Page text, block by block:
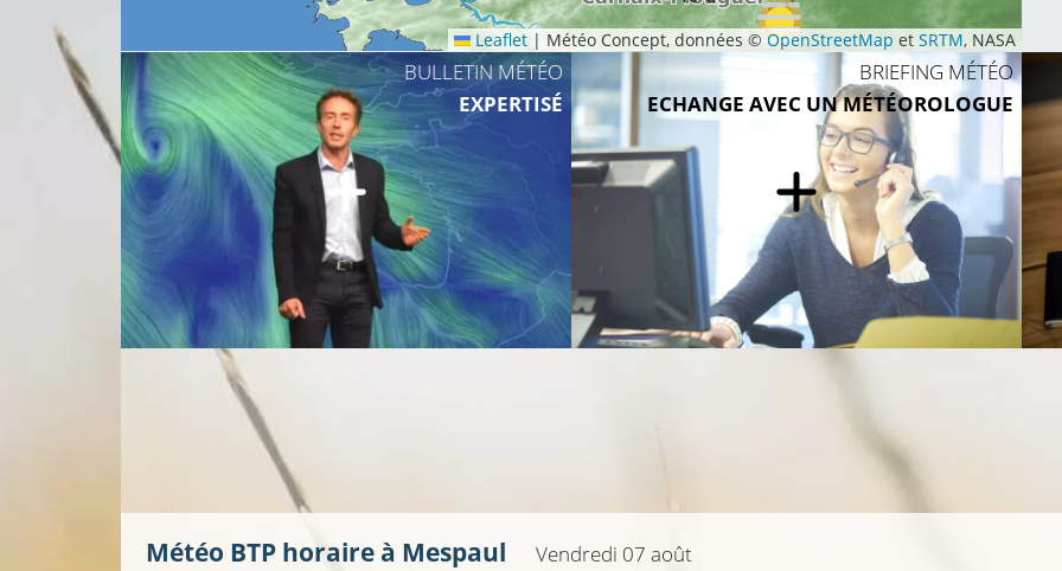
12°C
8°C
12°C
12°C
11°C
Leaflet | Météo Concept, données ©OpenStreetMap et SRTM, NASA
BULLETIN MÉTÉO
EXPERTISÉ
BRIEFING MÉTÉO
ECHANGE AVEC UN MÉTÉOROLOGUE
Météo BTP horaire à Mespaul Vendredi 07 août